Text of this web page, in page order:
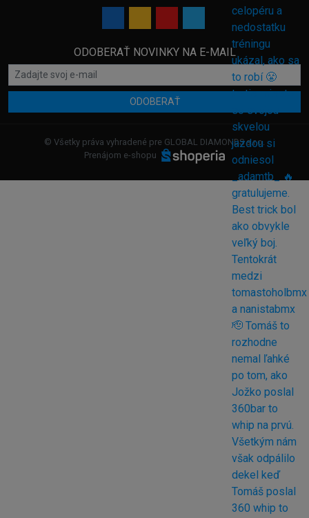
ODOBERAŤ NOVINKY NA E-MAIL
ODOBERAŤ
© Všetky práva vyhradené pre GLOBAL DIAMONDS s.r.o.
Prenájom e-shopu